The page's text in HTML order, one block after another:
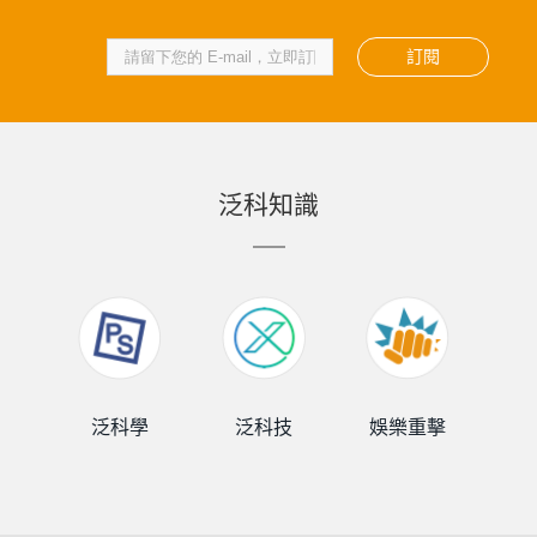
訂閱
泛科知識
泛科學 泛科技 娛樂重擊